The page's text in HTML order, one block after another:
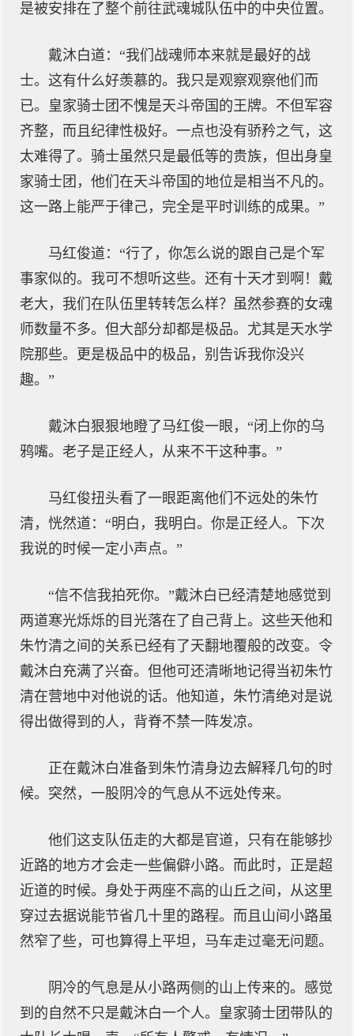
是被安排在了整个前往武魂城队伍中的中央位置。
戴沐白道：“我们战魂师本来就是最好的战
士。这有什么好羡慕的。我只是观察观察他们而
已。皇家骑士团不愧是天斗帝国的王牌。不但军容
齐整，而且纪律性极好。一点也没有骄矜之气，这
太难得了。骑士虽然只是最低等的贵族，但出身皇
家骑士团，他们在天斗帝国的地位是相当不凡的。
这一路上能严于律己，完全是平时训练的成果。”
马红俊道：“行了，你怎么说的跟自己是个军
事家似的。我可不想听这些。还有十天才到啊！戴
老大，我们在队伍里转转怎么样？虽然参赛的女魂
师数量不多。但大部分却都是极品。尤其是天水学
院那些。更是极品中的极品，别告诉我你没兴
趣。”
戴沐白狠狠地瞪了马红俊一眼，“闭上你的乌
鸦嘴。老子是正经人，从来不干这种事。”
马红俊扭头看了一眼距离他们不远处的朱竹
清，恍然道：“明白，我明白。你是正经人。下次
我说的时候一定小声点。”
“信不信我拍死你。”戴沐白已经清楚地感觉到
两道寒光烁烁的目光落在了自己背上。这些天他和
朱竹清之间的关系已经有了天翻地覆般的改变。令
戴沐白充满了兴奋。但他可还清晰地记得当初朱竹
清在营地中对他说的话。他知道，朱竹清绝对是说
得出做得到的人，背脊不禁一阵发凉。
正在戴沐白准备到朱竹清身边去解释几句的时
候。突然，一股阴冷的气息从不远处传来。
他们这支队伍走的大都是官道，只有在能够抄
近路的地方才会走一些偏僻小路。而此时，正是超
近道的时候。身处于两座不高的山丘之间，从这里
穿过去据说能节省几十里的路程。而且山间小路虽
然窄了些，可也算得上平坦，马车走过毫无问题。
阴冷的气息是从小路两侧的山上传来的。感觉
到的自然不只是戴沐白一个人。皇家骑士团带队的